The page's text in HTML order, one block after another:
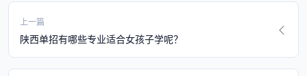
上一篇
陕西单招有哪些专业适合女孩子学呢？